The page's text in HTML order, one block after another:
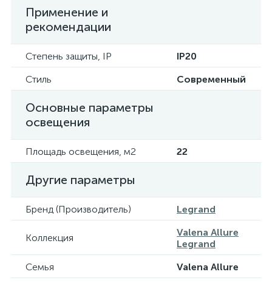
Применение и
рекомендации
Степень защиты, IP
IP20
Стиль
Современный
Основные параметры
освещения
Площадь освещения, м2 22
Другие параметры
Бренд (Производитель) Legrand
Коллекция
Valena Allure
Legrand
Семья
Valena Allure